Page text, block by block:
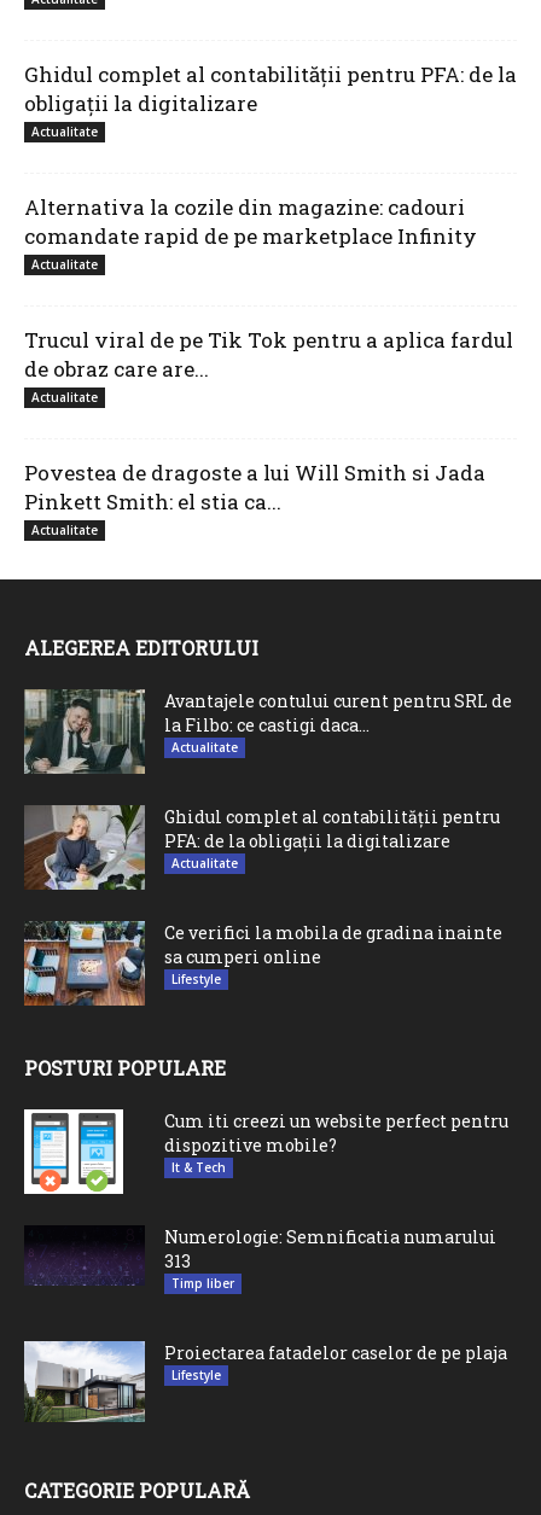
Ghidul complet al contabilității pentru PFA: de la
obligații la digitalizare
Actualitate
Alternativa la cozile din magazine: cadouri
comandate rapid de pe marketplace Infinity
Actualitate
Trucul viral de pe Tik Tok pentru a aplica fardul
de obraz care are...
Actualitate
Povestea de dragoste a lui Will Smith si Jada
Pinkett Smith: el stia ca...
Actualitate
ALEGEREA EDITORULUI
Avantajele contului curent pentru SRL de
la Filbo: ce castigi daca...
Actualitate
Ghidul complet al contabilității pentru
PFA: de la obligații la digitalizare
Actualitate
Ce verifici la mobila de gradina inainte
sa cumperi online
Lifestyle
POSTURI POPULARE
Cum iti creezi un website perfect pentru
dispozitive mobile?
It & Tech
Numerologie: Semnificatia numarului
313
Timp liber
Proiectarea fatadelor caselor de pe plaja
Lifestyle
CATEGORIE POPULARĂ